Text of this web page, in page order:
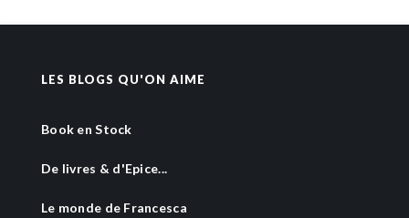
LES BLOGS QU'ON AIME
Book en Stock
De livres & d'Epice...
Le monde de Francesca